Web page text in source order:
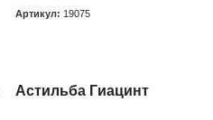
Артикул: 19075
Астильба Гиацинт